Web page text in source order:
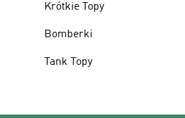
Krótkie Topy
Bomberki
Tank Topy